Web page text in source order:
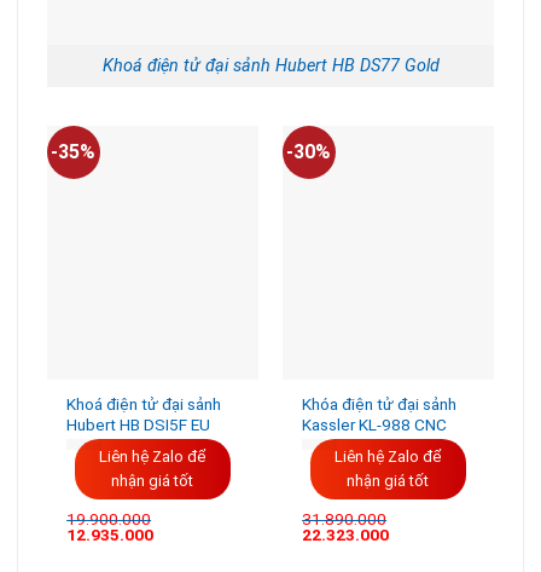
Khoá điện tử đại sảnh Hubert HB DS77 Gold
-35%
Khoá điện tử đại sảnh
Hubert HB DSI5F EU
Liên hệ Zalo để
nhận giá tốt
19.900.000
12.935.000
-30%
Khóa điện tử đại sảnh
Kassler KL-988 CNC
Liên hệ Zalo để
nhận giá tốt
31.890.000
22.323.000